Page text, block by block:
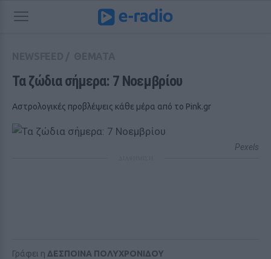
Τα ζώδια σήμερα: 7 Nοεμβρίου
Αστρολογικές προβλέψεις κάθε μέρα από το Pink.gr
Pexels
Γράφει η ΔΕΣΠΟΙΝΑ ΠΟΛΥΧΡΟΝΙΔΟΥ